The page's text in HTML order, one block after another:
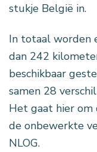
stukje België in.
In totaal worden
dan 242
beschikbaar
samen 28
Het gaat hier om
de onbewerkte
NLOG.